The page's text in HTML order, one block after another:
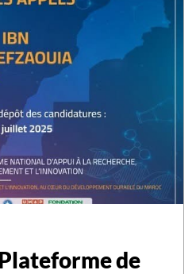
de